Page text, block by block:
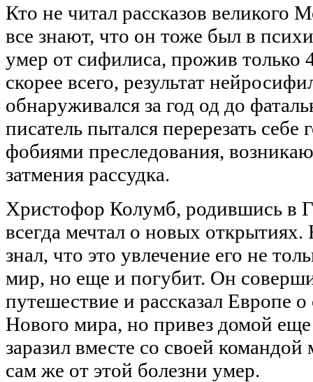
Кто не читал рассказов великого
все знают, что он тоже был в
умер от сифилиса, прожив только
скорее всего, результат
обнаруживался за год од до
писатель пытался перерезать себе
фобиями преследования,
затмения рассудка.
Христофор Колумб, родившись в
всегда мечтал о новых открытиях.
знал, что это увлечение его не
мир, но еще и погубит. Он
путешествие и рассказал Европе
Нового мира, но привез домой
заразил вместе со своей
сам же от этой болезни умер.